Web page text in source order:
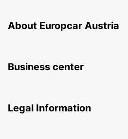
About Europcar Austria
Business center
Legal Information